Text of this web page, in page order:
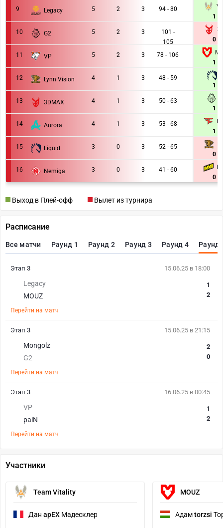
9 Legacy 5 2 3 94 - 80
1 :
10 G2 5 2 3
101 -
105
0 :
11 VP 5 2 3 78 - 106
1 :
12 Lynn Vision 4 1 3 48 - 59
1 :
13 3DMAX 4 1 3 50 - 63
1 :
14 Aurora 4 1 3 53 - 68
1 :
15 Liquid 3 0 3 52 - 65
0 :
16 Nemiga 3 0 3 41 - 60
0 :
Выход в Плей-офф Вылет из турнира
Расписание
Все матчи Раунд 1 Раунд 2 Раунд 3 Раунд 4 Раунд
15.06.25 в 18:00
Legacy
MOUZ
1
2
Перейти на матч
Этап 3
15.06.25 в 21:15
Mongolz
G2
2
0
Перейти на матч
Этап 3
16.06.25 в 00:45
VP
paiN
1
2
Перейти на матч
Этап 3
Участники
Team Vitality
Дан apEX Мадесклер
MOUZ
Адамtorzsi